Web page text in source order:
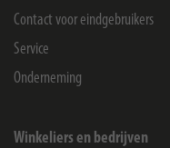
Contact voor eindgebruikers
Service
Onderneming
Winkeliers en bedrijven